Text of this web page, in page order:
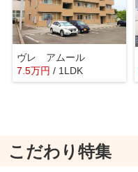
ヴレ アムール
7.5万円 / 1LDK
こだわり特集